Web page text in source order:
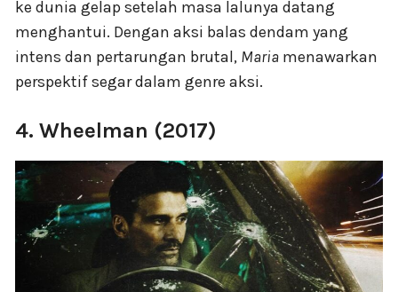
ke dunia gelap setelah masa lalunya datang
menghantui. Dengan aksi balas dendam yang
intens dan pertarungan brutal, Maria menawarkan
perspektif segar dalam genre aksi.
4. Wheelman (2017)